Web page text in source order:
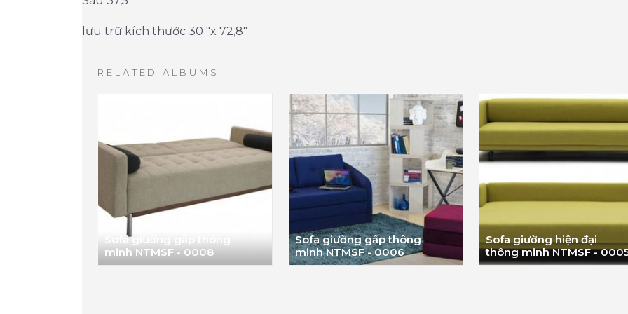
lưu trữ kích thước 30 "x 72,8"
RELATED ALBUMS
Sofa giường gấp thông
minh NTMSF - 0008
Sofa giường gấp thông
minh NTMSF - 0006
Sofa giường hiện đại
thông minh NTMSF -